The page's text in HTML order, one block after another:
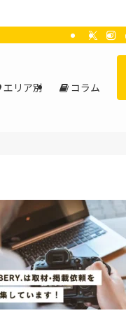
エリア別 コラム